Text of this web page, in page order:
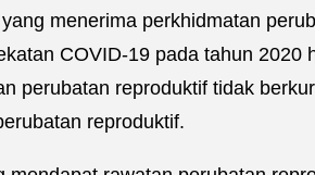
menerima perkhidmatan
COVID-19 pada tahun 2020
perubatan reproduktif tidak
reproduktif.